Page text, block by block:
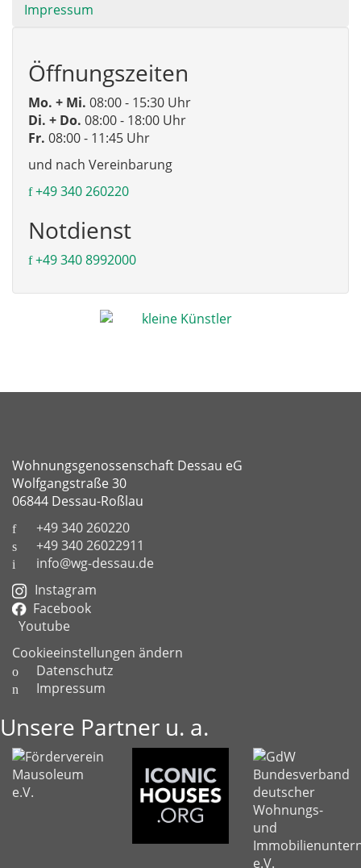
Impressum
Öffnungszeiten
Mo. + Mi. 08:00 - 15:30 Uhr
Di. + Do. 08:00 - 18:00 Uhr
Fr. 08:00 - 11:45 Uhr
und nach Vereinbarung
+49 340 260220
Notdienst
+49 340 8992000
Wohnungsgenossenschaft Dessau eG
Wolfgangstraße 30
06844 Dessau-Roßlau
+49 340 260220
+49 340 26022911
info@wg-dessau.de
Instagram
Facebook
Youtube
Cookieeinstellungen ändern
Datenschutz
Impressum
Unsere Partner u. a.